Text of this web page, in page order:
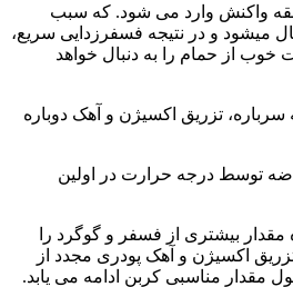
واکنش وارد می شود. که سبب
میشود و در نتیجه فسفرزدایی سریع،
از حمام را به دنبال خواهد
تزریق اکسیژن و آهک دوباره
توسط درجه حرارت در اولین
بیشتری از فسفر و گوگرد را
اکسیژن و آهک پودری مجدد از
مناسبی کربن ادامه می یابد.